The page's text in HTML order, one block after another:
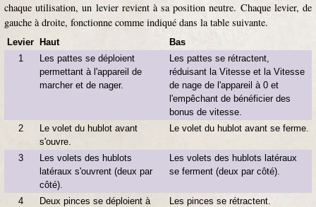
chaque utilisation, un levier revient à sa position neutre. Chaque levier, de
gauche à droite, fonctionne comme indiqué dans la table suivante.
Levier Haut
Bas
1
Les pattes se déploient
permettant à l'appareil de
marcher et de nager.
Les pattes se rétractent,
réduisant la Vitesse et la Vitesse
de nage de l'appareil à 0 et
l'empêchant de bénéficier des
bonus de vitesse.
2
Le volet du hublot avant
s'ouvre.
Le volet du hublot avant se ferme.
3
Les volets des hublots
latéraux s'ouvrent (deux par
côté).
Les volets des hublots latéraux
se ferment (deux par côté).
4
Deux pinces se déploient à
Les pinces se rétractent.